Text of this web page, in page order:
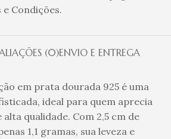
Condições.
(0)ENVIO E ENTREGA
em prata dourada 925 é uma
ideal para quem aprecia
qualidade. Com 2,5 cm de
1,1 gramas, sua leveza e